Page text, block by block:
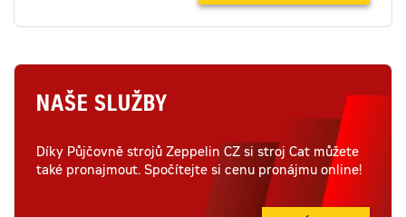
NAŠE SLUŽBY
Díky Půjčovně strojů Zeppelin CZ si stroj Cat můžete
také pronajmout. Spočítejte si cenu pronájmu online!